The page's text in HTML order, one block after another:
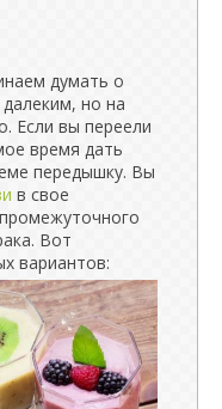
думать о
но на
Если вы переели
время дать
передышку. Вы
в свое
Вот
вариантов: